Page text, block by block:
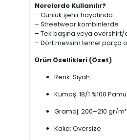
Nerelerde Kullanılır?
– Günlük şehir hayatında
– Streetwear kombinlerde
– Tek başına veya overshirt/
– Dört mevsim temel parça
Ürün Özellikleri (Özet)
Renk: Siyah
Kumaş: 18/1 %100
Gramaj: 200–210 gr/m²
Kalıp: Oversize